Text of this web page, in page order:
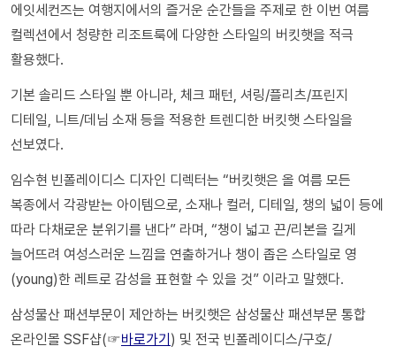
에잇세컨즈는 여행지에서의 즐거운 순간들을 주제로 한 이번 여름
컬렉션에서 청량한 리조트룩에 다양한 스타일의 버킷햇을 적극
활용했다.
기본 솔리드 스타일 뿐 아니라, 체크 패턴, 셔링/플리츠/프린지
디테일, 니트/데님 소재 등을 적용한 트렌디한 버킷햇 스타일을
선보였다.
임수현 빈폴레이디스 디자인 디렉터는 “버킷햇은 올 여름 모든
복종에서 각광받는 아이템으로, 소재나 컬러, 디테일, 챙의 넓이 등에
따라 다채로운 분위기를 낸다” 라며, “챙이 넓고 끈/리본을 길게
늘어뜨려 여성스러운 느낌을 연출하거나 챙이 좁은 스타일로 영
(young)한 레트로 감성을 표현할 수 있을 것” 이라고 말했다.
삼성물산 패션부문이 제안하는 버킷햇은 삼성물산 패션부문 통합
온라인몰 SSF샵(☞바로가기) 및 전국 빈폴레이디스/구호/